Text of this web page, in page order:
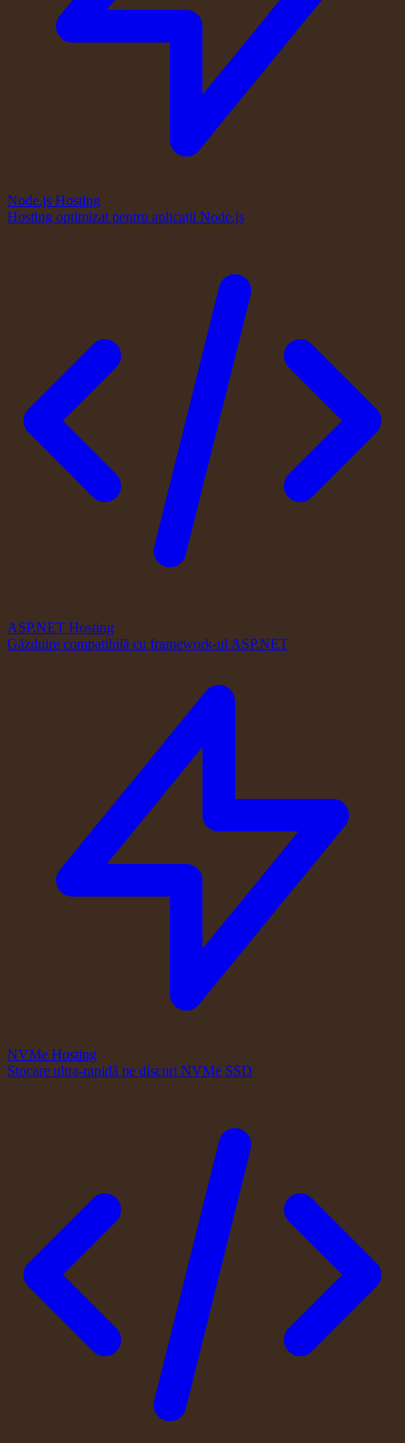
Node.js Hosting
Hosting optimizat pentru aplicații Node.js
ASP.NET Hosting
Găzduire compatibilă cu framework-ul ASP.NET
NVMe Hosting
Stocare ultra-rapidă pe discuri NVMe SSD